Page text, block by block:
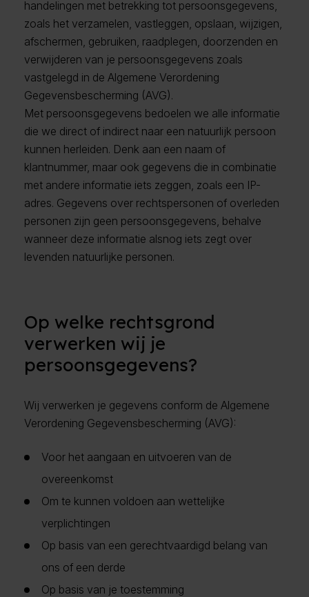
handelingen met betrekking tot persoonsgegevens,
zoals het verzamelen, vastleggen, opslaan, wijzigen,
afschermen, gebruiken, raadplegen, doorzenden en
verwijderen van je persoonsgegevens zoals
vastgelegd in de Algemene Verordening
Gegevensbescherming (AVG).
Met persoonsgegevens bedoelen we alle informatie
die we direct of indirect naar een natuurlijk persoon
kunnen herleiden. Denk aan een naam of
klantnummer, maar ook gegevens die in combinatie
met andere informatie iets zeggen, zoals een IP-
adres. Gegevens over rechtspersonen of overleden
personen zijn geen persoonsgegevens, behalve
wanneer deze informatie alsnog iets zegt over
levenden natuurlijke personen.
Op welke rechtsgrond
verwerken wij je
persoonsgegevens?
Wij verwerken je gegevens conform de Algemene
Verordening Gegevensbescherming (AVG):
Voor het aangaan en uitvoeren van de
overeenkomst
Om te kunnen voldoen aan wettelijke
verplichtingen
Op basis van een gerechtvaardigd belang van
ons of een derde
Op basis van je toestemming